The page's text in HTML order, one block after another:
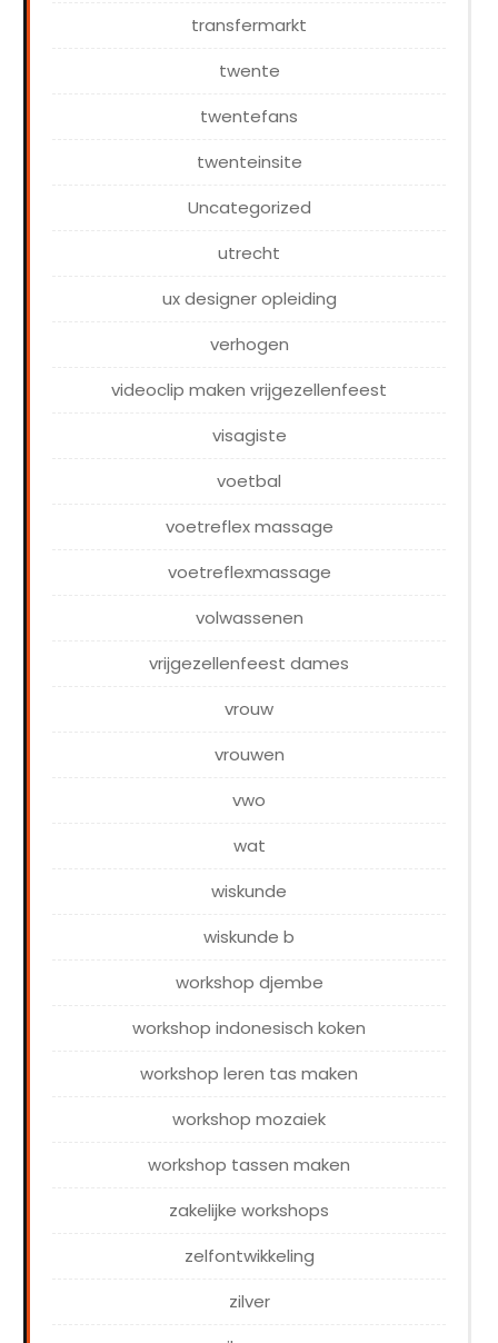
transfermarkt
twente
twentefans
twenteinsite
Uncategorized
utrecht
ux designer opleiding
verhogen
videoclip maken vrijgezellenfeest
visagiste
voetbal
voetreflex massage
voetreflexmassage
volwassenen
vrijgezellenfeest dames
vrouw
vrouwen
vwo
wat
wiskunde
wiskunde b
workshop djembe
workshop indonesisch koken
workshop leren tas maken
workshop mozaiek
workshop tassen maken
zakelijke workshops
zelfontwikkeling
zilver